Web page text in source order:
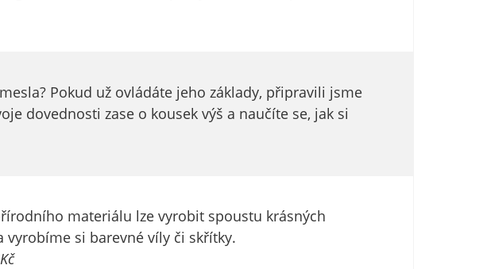
Pokud už ovládáte jeho základy, připravili jsme
dovednosti zase o kousek výš a naučíte se, jak si
materiálu lze vyrobit spoustu krásných
si barevné víly či skřítky.
rovněž
cookie a
našich